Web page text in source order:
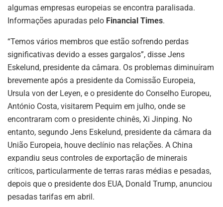
algumas empresas europeias se encontra paralisada.
Informações apuradas pelo Financial Times.
“Temos vários membros que estão sofrendo perdas
significativas devido a esses gargalos”, disse Jens
Eskelund, presidente da câmara. Os problemas diminuíram
brevemente após a presidente da Comissão Europeia,
Ursula von der Leyen, e o presidente do Conselho Europeu,
António Costa, visitarem Pequim em julho, onde se
encontraram com o presidente chinês, Xi Jinping. No
entanto, segundo Jens Eskelund, presidente da câmara da
União Europeia, houve declínio nas relações. A China
expandiu seus controles de exportação de minerais
críticos, particularmente de terras raras médias e pesadas,
depois que o presidente dos EUA, Donald Trump, anunciou
pesadas tarifas em abril.